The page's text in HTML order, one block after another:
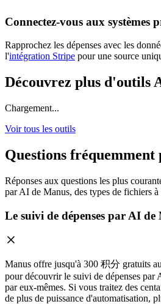
Connectez-vous aux systèmes
Rapprochez les dépenses avec les
l'intégration Stripe pour une source
Découvrez plus d'outils
Chargement...
Voir tous les outils
Questions fréquemment
Réponses aux questions les plus
par AI de Manus, des types de fichiers
Le suivi de dépenses par AI
Manus offre jusqu'à 300 积分 gratuits
pour découvrir le suivi de dépenses par
par eux-mêmes. Si vous traitez des
de plus de puissance d'automatisation,